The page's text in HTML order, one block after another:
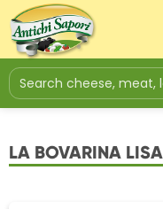
LA BOVARINA LISA